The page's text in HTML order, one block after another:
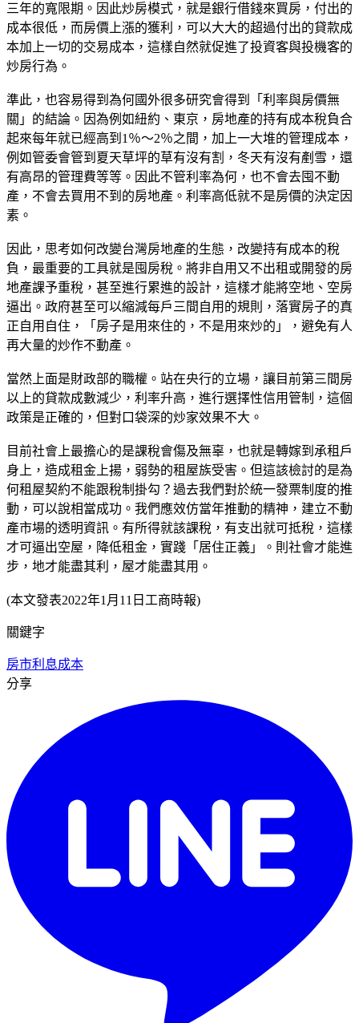
三年的寬限期。因此炒房模式，就是銀行借錢來買房，付出的
成本很低，而房價上漲的獲利，可以大大的超過付出的貸款成
本加上一切的交易成本，這樣自然就促進了投資客與投機客的
炒房行為。
準此，也容易得到為何國外很多研究會得到「利率與房價無
關」的結論。因為例如紐約、東京，房地產的持有成本稅負合
起來每年就已經高到1％～2％之間，加上一大堆的管理成本，
例如管委會管到夏天草坪的草有沒有割，冬天有沒有剷雪，還
有高昂的管理費等等。因此不管利率為何，也不會去囤不動
產，不會去買用不到的房地產。利率高低就不是房價的決定因
素。
因此，思考如何改變台灣房地產的生態，改變持有成本的稅
負，最重要的工具就是囤房稅。將非自用又不出租或開發的房
地產課予重稅，甚至進行累進的設計，這樣才能將空地、空房
逼出。政府甚至可以縮減每戶三間自用的規則，落實房子的真
正自用自住，「房子是用來住的，不是用來炒的」，避免有人
再大量的炒作不動產。
當然上面是財政部的職權。站在央行的立場，讓目前第三間房
以上的貸款成數減少，利率升高，進行選擇性信用管制，這個
政策是正確的，但對口袋深的炒家效果不大。
目前社會上最擔心的是課稅會傷及無辜，也就是轉嫁到承租戶
身上，造成租金上揚，弱勢的租屋族受害。但這該檢討的是為
何租屋契約不能跟稅制掛勾？過去我們對於統一發票制度的推
動，可以說相當成功。我們應效仿當年推動的精神，建立不動
產市場的透明資訊。有所得就該課稅，有支出就可抵稅，這樣
才可逼出空屋，降低租金，實踐「居住正義」。則社會才能進
步，地才能盡其利，屋才能盡其用。
(本文發表2022年1月11日工商時報)
關鍵字
房市利息成本
分享